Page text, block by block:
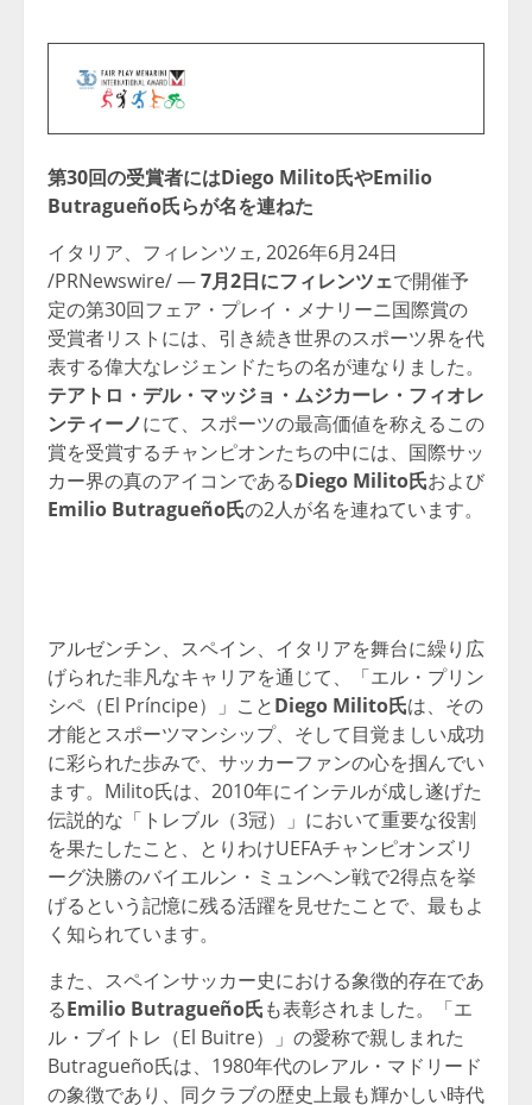
第30回の受賞者にはDiego Milito氏やEmilio
Butragueño氏らが名を連ねた
イタリア、フィレンツェ, 2026年6月24日
/PRNewswire/ —7月2日にフィレンツェで開催予
定の第30回フェア・プレイ・メナリーニ国際賞の
受賞者リストには、引き続き世界のスポーツ界を代
表する偉大なレジェンドたちの名が連なりました。
テアトロ・デル・マッジョ・ムジカーレ・フィオレ
ンティーノにて、スポーツの最高価値を称えるこの
賞を受賞するチャンピオンたちの中には、国際サッ
カー界の真のアイコンであるDiego Milito氏および
Emilio Butragueño氏の2人が名を連ねています。
アルゼンチン、スペイン、イタリアを舞台に繰り広
げられた非凡なキャリアを通じて、「エル・プリン
シペ（El Príncipe）」ことDiego Milito氏は、その
才能とスポーツマンシップ、そして目覚ましい成功
に彩られた歩みで、サッカーファンの心を掴んでい
ます。Milito氏は、2010年にインテルが成し遂げた
伝説的な「トレブル（3冠）」において重要な役割
を果たしたこと、とりわけUEFAチャンピオンズリ
ーグ決勝のバイエルン・ミュンヘン戦で2得点を挙
げるという記憶に残る活躍を見せたことで、最もよ
く知られています。
また、スペインサッカー史における象徴的存在であ
るEmilio Butragueño氏も表彰されました。「エ
ル・ブイトレ（El Buitre）」の愛称で親しまれた
Butragueño氏は、1980年代のレアル・マドリード
の象徴であり、同クラブの歴史上最も輝かしい時代